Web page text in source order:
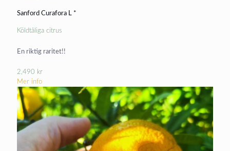
Sanford Curafora L *
Köldtåliga citrus
En riktig raritet!!
2,490 kr
Mer info